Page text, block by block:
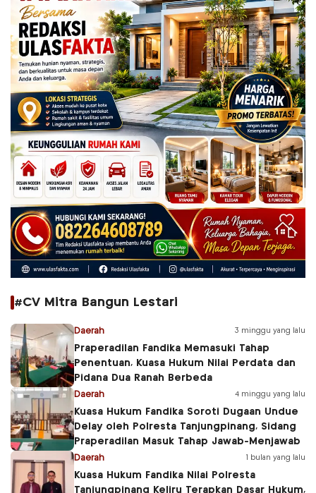
#CV Mitra Bangun Lestari
Daerah 3 minggu yang lalu
Praperadilan Fandika Memasuki Tahap
Penentuan, Kuasa Hukum Nilai Perdata dan
Pidana Dua Ranah Berbeda
Daerah 4 minggu yang lalu
Kuasa Hukum Fandika Soroti Dugaan Undue
Delay oleh Polresta Tanjungpinang, Sidang
Praperadilan Masuk Tahap Jawab-Menjawab
Daerah 1 bulan yang lalu
Kuasa Hukum Fandika Nilai Polresta
Tanjungpinang Keliru Terapkan Dasar Hukum,